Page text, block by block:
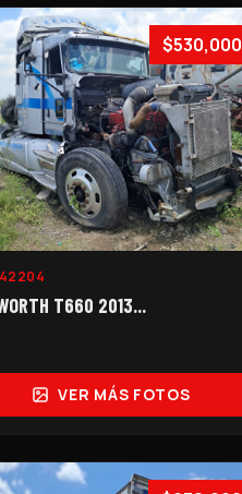
$530,000
T660 2013...
VER MÁS FOTOS